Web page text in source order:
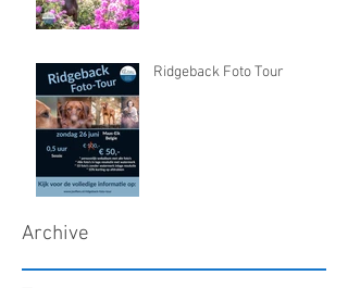
Ridgeback Foto Tour
Archive